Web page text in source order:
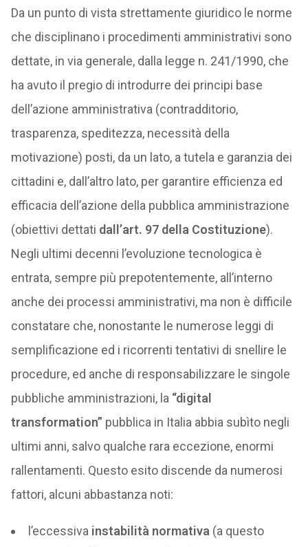
Da un punto di vista strettamente giuridico le norme
che disciplinano i procedimenti amministrativi sono
dettate, in via generale, dalla legge n. 241/1990, che
ha avuto il pregio di introdurre dei principi base
dell’azione amministrativa (contradditorio,
trasparenza, speditezza, necessità della
motivazione) posti, da un lato, a tutela e garanzia dei
cittadini e, dall’altro lato, per garantire efficienza ed
efficacia dell’azione della pubblica amministrazione
(obiettivi dettati dall’art. 97 della Costituzione).
Negli ultimi decenni l’evoluzione tecnologica è
entrata, sempre più prepotentemente, all’interno
anche dei processi amministrativi, ma non è difficile
constatare che, nonostante le numerose leggi di
semplificazione ed i ricorrenti tentativi di snellire le
procedure, ed anche di responsabilizzare le singole
pubbliche amministrazioni, la “digital
transformation” pubblica in Italia abbia subìto negli
ultimi anni, salvo qualche rara eccezione, enormi
rallentamenti. Questo esito discende da numerosi
fattori, alcuni abbastanza noti:
l’eccessiva instabilità normativa (a questo